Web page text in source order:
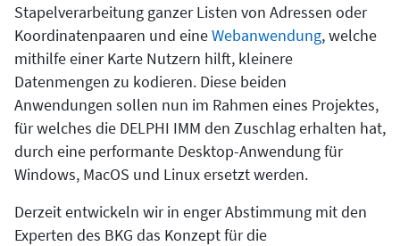
Stapelverarbeitung ganzer Listen von Adressen oder
Koordinatenpaaren und eineWebanwendung, welche
mithilfe einer Karte Nutzern hilft, kleinere
Datenmengen zu kodieren. Diese beiden
Anwendungen sollen nun im Rahmen eines Projektes,
für welches die DELPHI IMM den Zuschlag erhalten hat,
durch eine performante Desktop-Anwendung für
Windows, MacOS und Linux ersetzt werden.
Derzeit entwickeln wir in enger Abstimmung mit den
Experten des BKG das Konzept für die